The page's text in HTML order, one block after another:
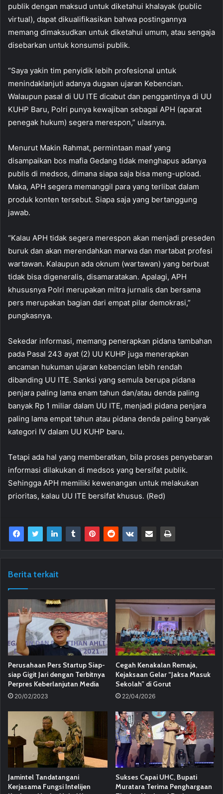
publik dengan maksud untuk diketahui khalayak (public
virtual), dapat dikualifikasikan bahwa postingannya
memang dimaksudkan untuk diketahui umum, atau sengaja
disebarkan untuk konsumsi publik.
“Saya yakin tim penyidik lebih profesional untuk
menindaklanjuti adanya dugaan ujaran Kebencian.
Walaupun pasal di UU ITE dicabut dan penggantinya di UU
KUHP Baru, Polri punya kewajiban sebagai APH (aparat
penegak hukum) segera merespon,” ulasnya.
Menurut Makin Rahmat, permintaan maaf yang
disampaikan bos mafia Gedang tidak menghapus adanya
publis di medsos, dimana siapa saja bisa meng-upload.
Maka, APH segera memanggil para yang terlibat dalam
produk konten tersebut. Siapa saja yang bertanggung
jawab.
“Kalau APH tidak segera merespon akan menjadi preseden
buruk dan akan merendahkan marwa dan martabat profesi
wartawan. Kalaupun ada oknum (wartawan) yang berbuat
tidak bisa digeneralis, disamaratakan. Apalagi, APH
khususnya Polri merupakan mitra jurnalis dan bersama
pers merupakan bagian dari empat pilar demokrasi,”
pungkasnya.
Sekedar informasi, memang penerapkan pidana tambahan
pada Pasal 243 ayat (2) UU KUHP juga menerapkan
ancaman hukuman ujaran kebencian lebih rendah
dibanding UU ITE. Sanksi yang semula berupa pidana
penjara paling lama enam tahun dan/atau denda paling
banyak Rp 1 miliar dalam UU ITE, menjadi pidana penjara
paling lama empat tahun atau pidana denda paling banyak
kategori IV dalam UU KUHP baru.
Tetapi ada hal yang memberatkan, bila proses penyebaran
informasi dilakukan di medsos yang bersifat publik.
Sehingga APH memiliki kewenangan untuk melakukan
prioritas, kalau UU ITE bersifat khusus. (Red)
Berita terkait
Perusahaan Pers Startup Siap-
siap Gigit Jari dengan Terbitnya
Perpres Keberlanjutan Media
20/02/2023
Cegah Kenakalan Remaja,
Kejaksaan Gelar “Jaksa Masuk
Sekolah” di Gorut
22/04/2026
Jamintel Tandatangani
Kerjasama Fungsi Intelijen
Sukses Capai UHC, Bupati
Muratara Terima Penghargaan